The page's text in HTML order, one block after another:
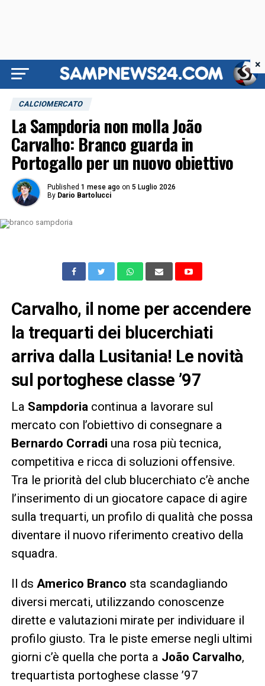
CALCIOMERCATO
La Sampdoria non molla João
Carvalho: Branco guarda in
Portogallo per un nuovo obiettivo
Published 1 mese ago on 5 Luglio 2026
By Dario Bartolucci
Carvalho, il nome per accendere
la trequarti dei blucerchiati
arriva dalla Lusitania! Le novità
sul portoghese classe ’97
La Sampdoriacontinua a lavorare sul
mercato con l’obiettivo di consegnare a
Bernardo Corradi una rosa più tecnica,
competitiva e ricca di soluzioni offensive.
Tra le priorità del club blucerchiato c’è anche
l’inserimento di un giocatore capace di agire
sulla trequarti, un profilo di qualità che possa
diventare il nuovo riferimento creativo della
squadra.
Il ds Americo Branco sta scandagliando
diversi mercati, utilizzando conoscenze
dirette e valutazioni mirate per individuare il
profilo giusto. Tra le piste emerse negli ultimi
giorni c’è quella che porta a João Carvalho,
trequartista portoghese classe ’97
×